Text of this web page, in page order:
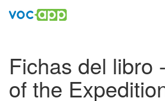
Fichas del libro
of the